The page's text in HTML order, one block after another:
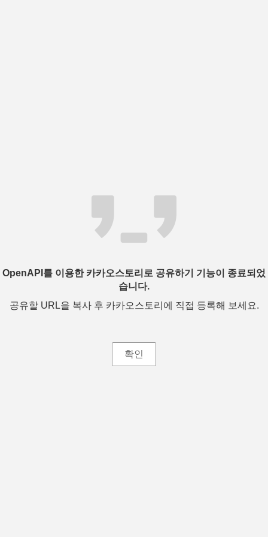
OpenAPI를 이용한 카카오스토리로 공유하기 기능이 종료되었
습니다.
공유할 URL을 복사 후 카카오스토리에 직접 등록해 보세요.
확인